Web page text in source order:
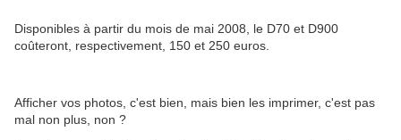
Disponibles à partir du mois de mai 2008, le D70 et D900
coûteront, respectivement, 150 et 250 euros.
Afficher vos photos, c'est bien, mais bien les imprimer, c'est pas
mal non plus, non ?